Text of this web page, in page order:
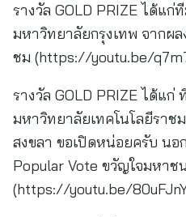
รางวัล GOLD PRIZE ได้แ
มหาวิทยาลัยกรุงเทพ จากผ
ชม (https://youtu.be/
รางวัล GOLD PRIZE ได้แก่
มหาวิทยาลัยเทคโนโลยีราช
สงขลา ขอเปิดหน่อยครับ นอ
Popular Vote ขวัญใจมหาช
(https://youtu.be/